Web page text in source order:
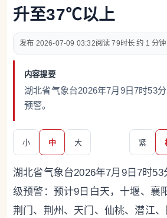
升至37℃以上
2026-07-09 03:32 79 约 1 分钟
内容提要
湖北省气象台2026年7月9日7时53
预警。
小 中 大 紧
湖北省气象台2026年7月9日7时
级预警：预计9日白天，十堰、襄
荆门、荆州、天门、仙桃、潜江